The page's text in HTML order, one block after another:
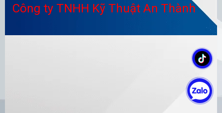
Công ty TNHH Kỹ Thuật An Thành